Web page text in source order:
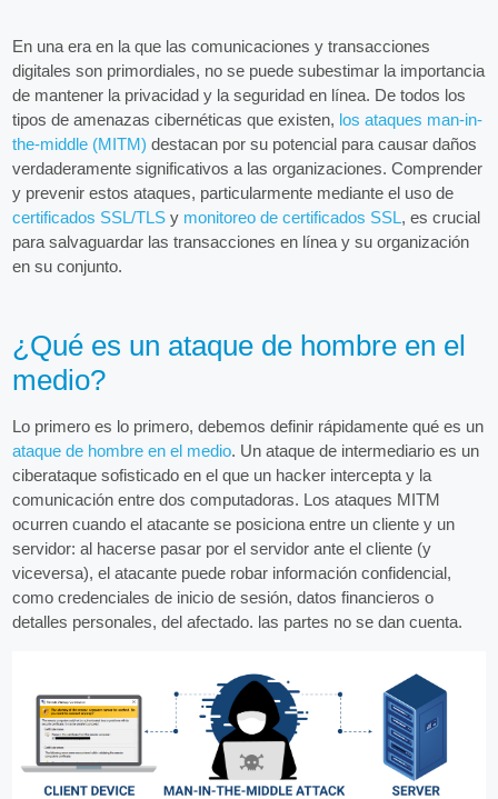
En una era en la que las comunicaciones y transacciones
digitales son primordiales, no se puede subestimar la importancia
de mantener la privacidad y la seguridad en línea. De todos los
tipos de amenazas cibernéticas que existen, los ataques man-in-
the-middle (MITM) destacan por su potencial para causar daños
verdaderamente significativos a las organizaciones. Comprender
y prevenir estos ataques, particularmente mediante el uso de
certificados SSL/TLS y monitoreo de certificados SSL, es crucial
para salvaguardar las transacciones en línea y su organización
en su conjunto.
¿Qué es un ataque de hombre en el
medio?
Lo primero es lo primero, debemos definir rápidamente qué es un
ataque de hombre en el medio. Un ataque de intermediario es un
ciberataque sofisticado en el que un hacker intercepta y la
comunicación entre dos computadoras. Los ataques MITM
ocurren cuando el atacante se posiciona entre un cliente y un
servidor: al hacerse pasar por el servidor ante el cliente (y
viceversa), el atacante puede robar información confidencial,
como credenciales de inicio de sesión, datos financieros o
detalles personales, del afectado. las partes no se dan cuenta.